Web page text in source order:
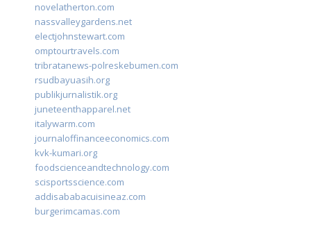
novelatherton.com
nassvalleygardens.net
electjohnstewart.com
omptourtravels.com
tribratanews-polreskebumen.com
rsudbayuasih.org
publikjurnalistik.org
juneteenthapparel.net
italywarm.com
journaloffinanceeconomics.com
kvk-kumari.org
foodscienceandtechnology.com
scisportsscience.com
addisababacuisineaz.com
burgerimcamas.com